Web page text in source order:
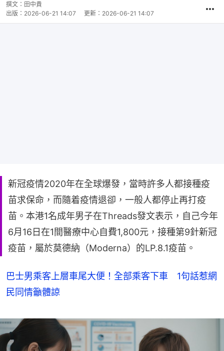
撰文： 田中貴
出版： 2026-06-21 14:07 更新： 2026-06-21 14:07
新冠疫情2020年在全球爆發，當時許多人都接種疫
苗求保命，而隨着疫情退卻，一般人都停止再打疫
苗。本港1名成年男子在Threads發文表示，自己今年
6月16日在1間醫療中心自費1,800元，接種第9針新冠
疫苗，屬於莫德納（Moderna）的LP.8.1疫苗。
巴士男乘客上層車尾大便！全部乘客下車 1句話惹網
民同情籲體諒